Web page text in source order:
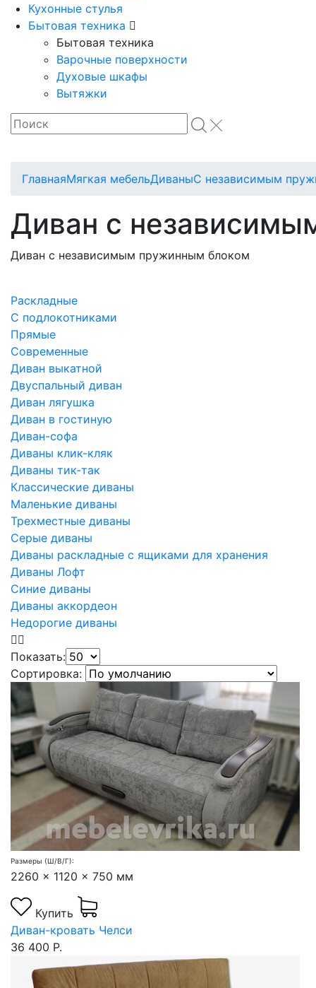
Кухонные стулья
Бытовая техника
Бытовая техника
Варочные поверхности
Духовые шкафы
Вытяжки
ГлавнаяМягкая мебельДиваныС независимым
Диван с
Диван с независимым пружинным блоком
Раскладные
С подлокотниками
Прямые
Современные
Диван выкатной
Двуспальный диван
Диван лягушка
Диван в гостиную
Диван-софа
Диваны клик-кляк
Диваны тик-так
Классические диваны
Маленькие диваны
Трехместные диваны
Серые диваны
Диваны раскладные с ящиками для хранения
Диваны Лофт
Синие диваны
Диваны аккордеон
Недорогие диваны
Показать:
Сортировка:
Размеры (Ш/В/Г):
2260 x 1120 x 750 мм
Купить
Диван-кровать Челси
36 400 Р.